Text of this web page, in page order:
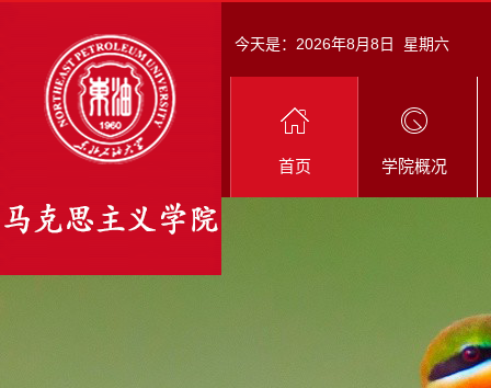
今天是： 2026年8月8日 星期六
首页 学院概况